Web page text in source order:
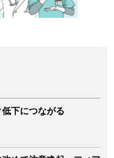
下につながる